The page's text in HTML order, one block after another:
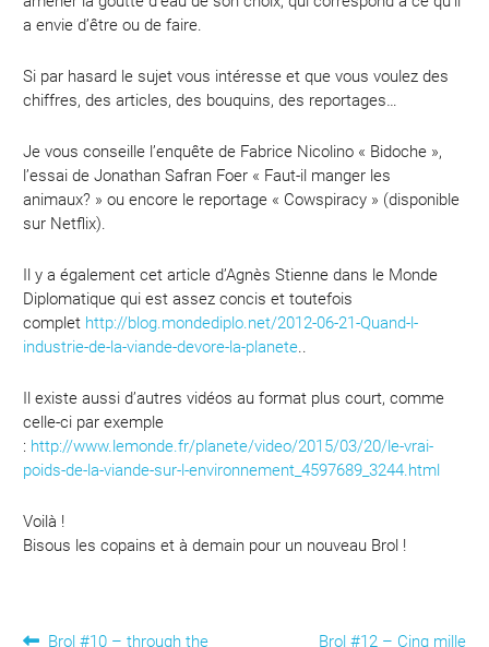
a envie d’être ou de faire.
Si par hasard le sujet vous intéresse et que vous voulez des
chiffres, des articles, des bouquins, des reportages…
Je vous conseille l’enquête de Fabrice Nicolino « Bidoche »,
l’essai de Jonathan Safran Foer « Faut-il manger les
animaux? » ou encore le reportage « Cowspiracy » (disponible
sur Netflix).
Il y a également cet article d’Agnès Stienne dans le Monde
Diplomatique qui est assez concis et toutefois
complet http://blog.mondediplo.net/2012-06-21-Quand-l-
industrie-de-la-viande-devore-la-planete..
Il existe aussi d’autres vidéos au format plus court, comme
celle-ci par exemple
: http://www.lemonde.fr/planete/video/2015/03/20/le-vrai-
poids-de-la-viande-sur-l-environnement_4597689_3244.html
Voilà !
Bisous les copains et à demain pour un nouveau Brol !
Article
Brol #10 – through the Article
Brol #12 – Cinq mille